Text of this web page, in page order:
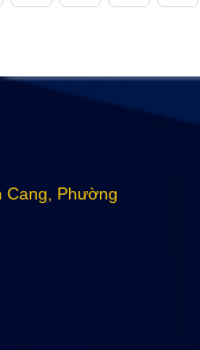
Cang, Phường